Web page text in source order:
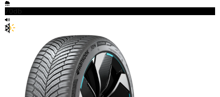
70db